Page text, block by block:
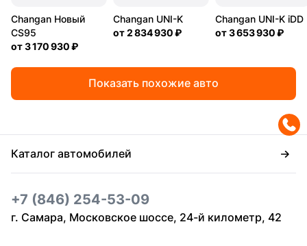
Changan Новый
CS95
от3 170 930 ₽
Changan UNI-K
от2 834 930 ₽
Changan UNI-K iDD
от3 653 930 ₽
Показать похожие авто
Каталог автомобилей
+7 (846) 254-53-09
г. Самара, Московское шоссе, 24-й километр, 42